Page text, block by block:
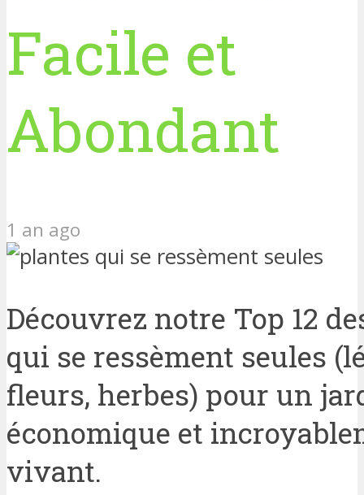
Facile et
Abondant
1 an ago
Découvrez notre Top 12
qui se ressèment seules
fleurs, herbes) pour un
économique et
vivant.